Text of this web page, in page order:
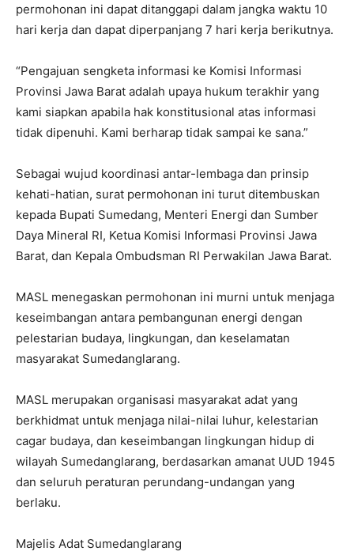
permohonan ini dapat ditanggapi dalam jangka waktu 10
hari kerja dan dapat diperpanjang 7 hari kerja berikutnya.
“Pengajuan sengketa informasi ke Komisi Informasi
Provinsi Jawa Barat adalah upaya hukum terakhir yang
kami siapkan apabila hak konstitusional atas informasi
tidak dipenuhi. Kami berharap tidak sampai ke sana.”
Sebagai wujud koordinasi antar-lembaga dan prinsip
kehati-hatian, surat permohonan ini turut ditembuskan
kepada Bupati Sumedang, Menteri Energi dan Sumber
Daya Mineral RI, Ketua Komisi Informasi Provinsi Jawa
Barat, dan Kepala Ombudsman RI Perwakilan Jawa Barat.
MASL menegaskan permohonan ini murni untuk menjaga
keseimbangan antara pembangunan energi dengan
pelestarian budaya, lingkungan, dan keselamatan
masyarakat Sumedanglarang.
MASL merupakan organisasi masyarakat adat yang
berkhidmat untuk menjaga nilai-nilai luhur, kelestarian
cagar budaya, dan keseimbangan lingkungan hidup di
wilayah Sumedanglarang, berdasarkan amanat UUD 1945
dan seluruh peraturan perundang-undangan yang
berlaku.
Majelis Adat Sumedanglarang